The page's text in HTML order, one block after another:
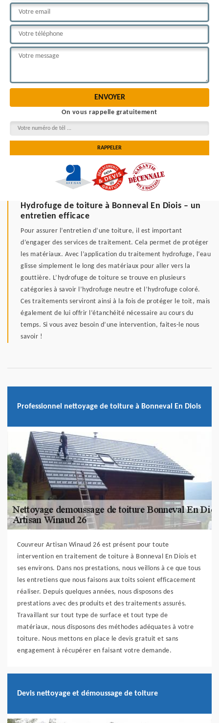
On vous rappelle gratuitement
Hydrofuge de toiture à Bonneval En Diois – un
entretien efficace
Pour assurer l’entretien d’une toiture, il est important
d’engager des services de traitement. Cela permet de protéger
les matériaux. Avec l’application du traitement hydrofuge, l’eau
glisse simplement le long des matériaux pour aller vers la
gouttière. L’hydrofuge de toiture se trouve en plusieurs
catégories à savoir l’hydrofuge neutre et l’hydrofuge coloré.
Ces traitements serviront ainsi à la fois de protéger le toit, mais
également de lui offrir l’étanchéité nécessaire au cours du
temps. Si vous avez besoin d’une intervention, faites-le nous
savoir !
Professionnel nettoyage de toiture à Bonneval En Diois
Couvreur Artisan Winaud 26 est présent pour toute
intervention en traitement de toiture à Bonneval En Diois et
ses environs. Dans nos prestations, nous veillons à ce que tous
les entretiens que nous faisons aux toits soient efficacement
réaliser. Depuis quelques années, nous disposons des
prestations avec des produits et des traitements assurés.
Travaillant sur tout type de surface et tout type de
matériaux, nous disposons des méthodes adéquates à votre
toiture. Nous mettons en place le devis gratuit et sans
engagement à récupérer en faisant votre demande.
Devis nettoyage et démoussage de toiture